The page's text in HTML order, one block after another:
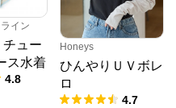
イン
チュー
ス水着
4.8
Honeys
ひんやりＵＶボレ
ロ
4.7